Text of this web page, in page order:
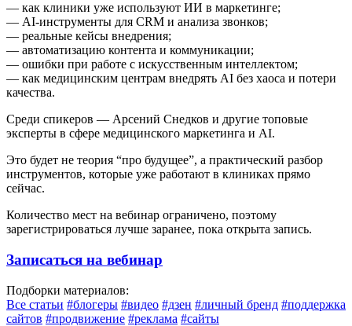
— как клиники уже используют ИИ в маркетинге;
— AI-инструменты для CRM и анализа звонков;
— реальные кейсы внедрения;
— автоматизацию контента и коммуникации;
— ошибки при работе с искусственным интеллектом;
— как медицинским центрам внедрять AI без хаоса и потери
качества.
Среди спикеров — Арсений Снедков и другие топовые
эксперты в сфере медицинского маркетинга и AI.
Это будет не теория “про будущее”, а практический разбор
инструментов, которые уже работают в клиниках прямо
сейчас.
Количество мест на вебинар ограничено, поэтому
зарегистрироваться лучше заранее, пока открыта запись.
Записаться на вебинар
Подборки материалов:
Все статьи #блогеры #видео #дзен #личный бренд #поддержка
сайтов #продвижение #реклама #сайты